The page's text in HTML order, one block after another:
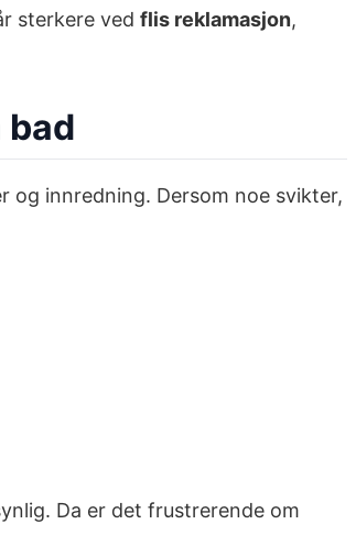
sterkere ved flis reklamasjon,
og innredning. Dersom noe svikter,
Da er det frustrerende om